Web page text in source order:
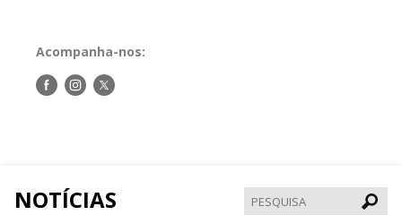
Acompanha-nos:
Siga-Siga-Siga-
NOTÍCIAS